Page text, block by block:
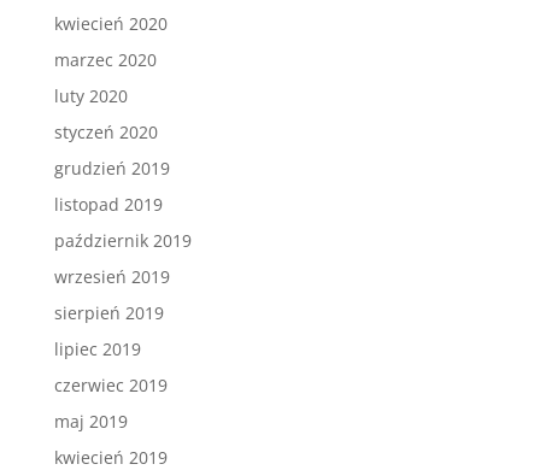
kwiecień 2020
marzec 2020
luty 2020
styczeń 2020
grudzień 2019
listopad 2019
październik 2019
wrzesień 2019
sierpień 2019
lipiec 2019
czerwiec 2019
maj 2019
kwiecień 2019